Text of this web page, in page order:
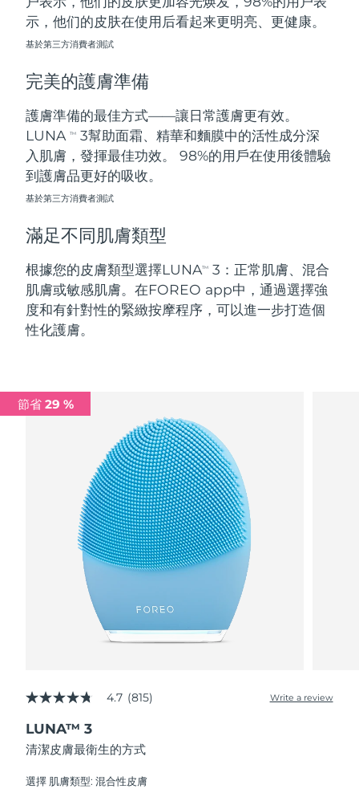
示，他们的皮肤在使用后看起来更明亮、更健康。
基於第三方消費者測試
完美的護膚準備
護膚準備的最佳方式——讓日常護膚更有效。
LUNATM
3幫助面霜、精華和麵膜中的活性成分深
入肌膚，發揮最佳功效。 98%的用戶在使用後體驗
到護膚品更好的吸收。
基於第三方消費者測試
滿足不同肌膚類型
根據您的皮膚類型選擇LUNATM
3：正常肌膚、混合
肌膚或敏感肌膚。在FOREO app中，通過選擇強
度和有針對性的緊緻按摩程序，可以進一步打造個
性化護膚。
節省 29 %
4.7
of
5
stars,
rating
4.7 (815) Write a review
LUNA™ 3
清潔皮膚最衛生的方式
選擇 肌膚類型:混合性皮膚
英國 預計送達日期8/9/26
美國
烏茲別克
越南 預計送達日期